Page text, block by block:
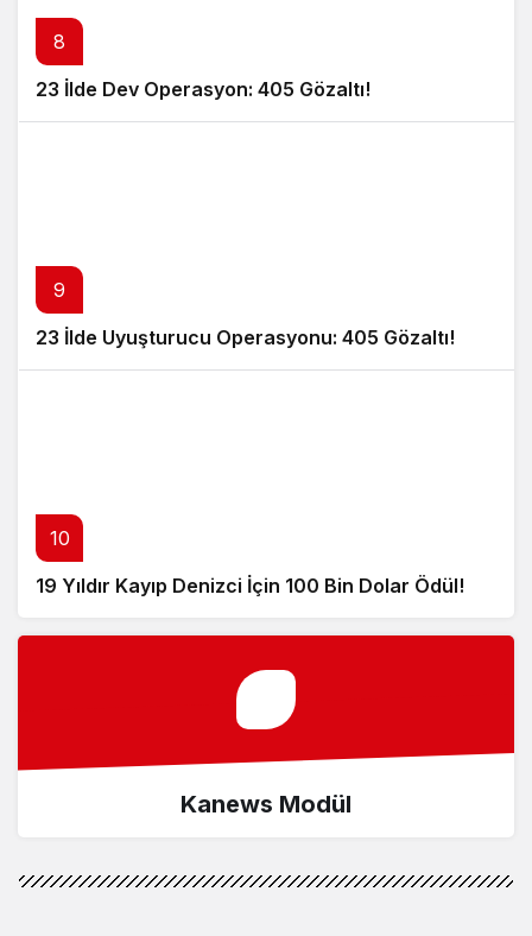
8
23 İlde Dev Operasyon: 405 Gözaltı!
9
23 İlde Uyuşturucu Operasyonu: 405 Gözaltı!
10
19 Yıldır Kayıp Denizci İçin 100 Bin Dolar Ödül!
Kanews Modül